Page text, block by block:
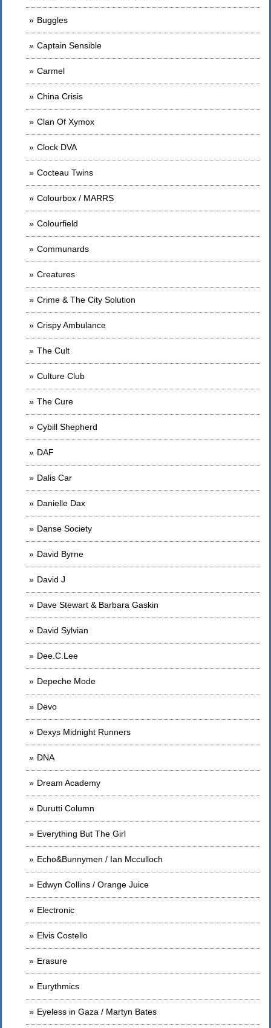
Buggles
Captain Sensible
Carmel
China Crisis
Clan Of Xymox
Clock DVA
Cocteau Twins
Colourbox / MARRS
Colourfield
Communards
Creatures
Crime & The City Solution
Crispy Ambulance
The Cult
Culture Club
The Cure
Cybill Shepherd
DAF
Dalis Car
Danielle Dax
Danse Society
David Byrne
David J
Dave Stewart & Barbara Gaskin
David Sylvian
Dee.C.Lee
Depeche Mode
Devo
Dexys Midnight Runners
DNA
Dream Academy
Durutti Column
Everything But The Girl
Echo&Bunnymen / Ian Mcculloch
Edwyn Collins / Orange Juice
Electronic
Elvis Costello
Erasure
Eurythmics
Eyeless in Gaza / Martyn Bates